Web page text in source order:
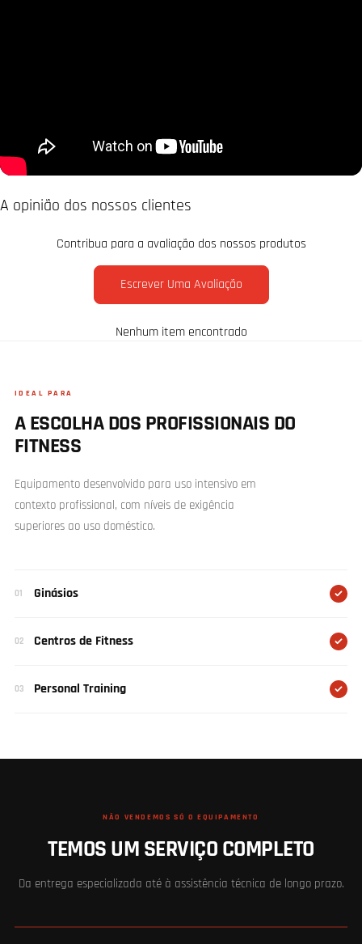
A opinião dos nossos clientes
Contribua para a avaliação dos nossos produtos
Escrever Uma Avaliação
Nenhum item encontrado
IDEAL PARA
A ESCOLHA DOS PROFISSIONAIS DO
FITNESS
Equipamento desenvolvido para uso intensivo em
contexto profissional, com níveis de exigência
superiores ao uso doméstico.
01 Ginásios
02 Centros de Fitness
03 Personal Training
NÃO VENDEMOS SÓ O EQUIPAMENTO
TEMOS UM SERVIÇO COMPLETO
Da entrega especializada até à assistência técnica de longo prazo.